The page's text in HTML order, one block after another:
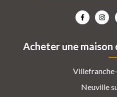
Acheter une
Neuville